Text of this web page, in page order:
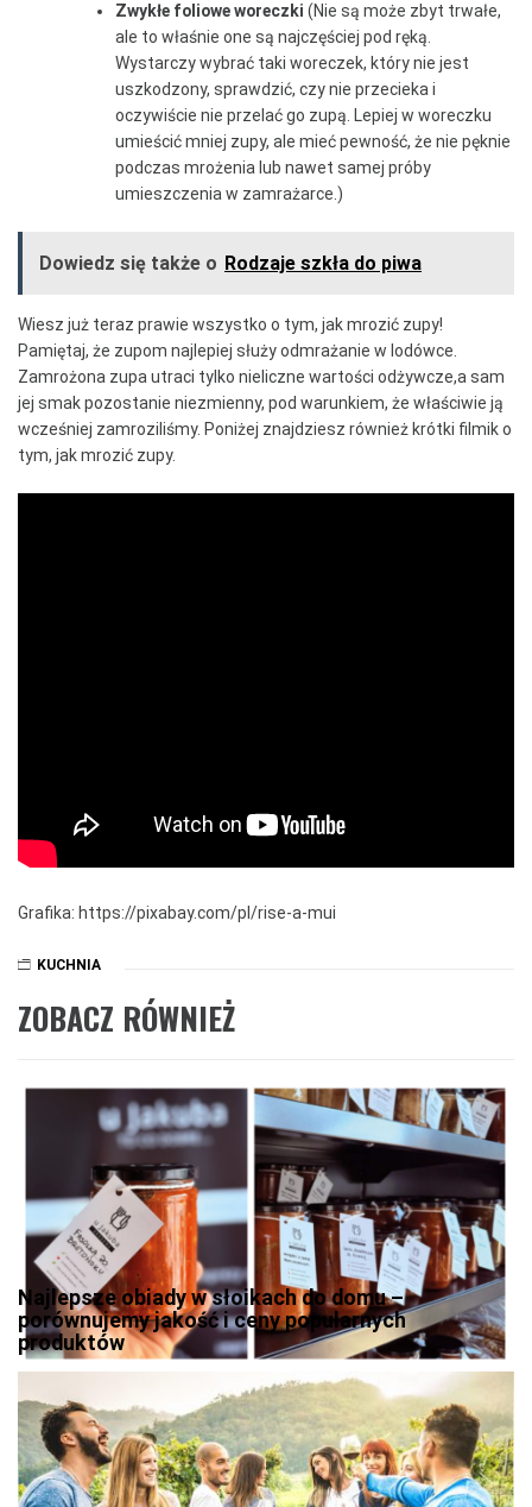
Zwykłe foliowe woreczki (Nie są może zbyt trwałe,
ale to właśnie one są najczęściej pod ręką.
Wystarczy wybrać taki woreczek, który nie jest
uszkodzony, sprawdzić, czy nie przecieka i
oczywiście nie przelać go zupą. Lepiej w woreczku
umieścić mniej zupy, ale mieć pewność, że nie pęknie
podczas mrożenia lub nawet samej próby
umieszczenia w zamrażarce.)
Dowiedz się także o Rodzaje szkła do piwa
Wiesz już teraz prawie wszystko o tym, jak mrozić zupy!
Pamiętaj, że zupom najlepiej służy odmrażanie w lodówce.
Zamrożona zupa utraci tylko nieliczne wartości odżywcze,a sam
jej smak pozostanie niezmienny, pod warunkiem, że właściwie ją
wcześniej zamroziliśmy. Poniżej znajdziesz również krótki filmik o
tym, jak mrozić zupy.
Grafika: https://pixabay.com/pl/rise-a-mui
KUCHNIA
ZOBACZ RÓWNIEŻ
Najlepsze obiady w słoikach do domu –
porównujemy jakość i ceny popularnych
produktów